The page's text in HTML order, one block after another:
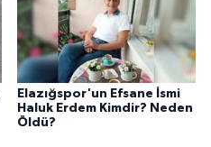
Elazığspor'un Efsane İsmi
Haluk Erdem Kimdir? Neden
Öldü?